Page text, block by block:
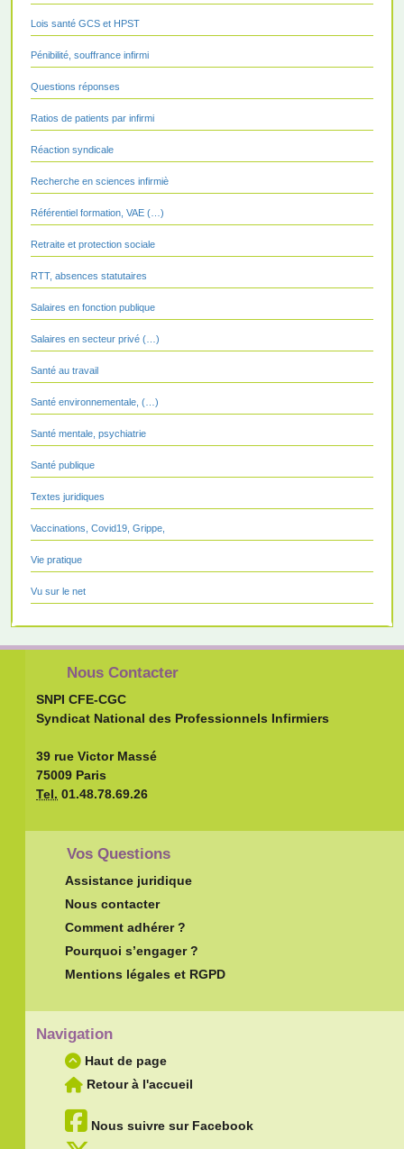
Lois santé GCS et HPST
Pénibilité, souffrance infirmi
Questions réponses
Ratios de patients par infirmi
Réaction syndicale
Recherche en sciences infirmiè
Référentiel formation, VAE (…)
Retraite et protection sociale
RTT, absences statutaires
Salaires en fonction publique
Salaires en secteur privé (…)
Santé au travail
Santé environnementale, (…)
Santé mentale, psychiatrie
Santé publique
Textes juridiques
Vaccinations, Covid19, Grippe,
Vie pratique
Vu sur le net
Nous Contacter
SNPI CFE-CGC
Syndicat National des Professionnels Infirmiers
39 rue Victor Massé
75009 Paris
Tel. 01.48.78.69.26
Vos Questions
Assistance juridique
Nous contacter
Comment adhérer ?
Pourquoi s’engager ?
Mentions légales et RGPD
Navigation
Haut de page
Retour à l'accueil
Nous suivre sur Facebook